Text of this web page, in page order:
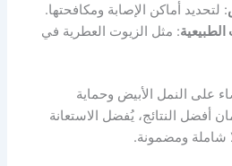
: لتحديد أماكن الإصابة ومكافحتها.
: مثل الزيوت العطرية في
على النمل الأبيض وحماية
أفضل النتائج، يُفضل الاستعانة
شاملة ومضمونة.